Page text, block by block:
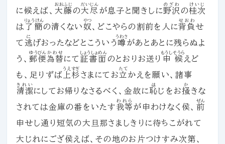
に候えば、 大藤
おおふじ
の大尽
だいじん
が息子と聞きしに野沢
のざわ
の桂次
けいじ
は 了簡
りょうけん
の清くない奴
やつ
、どこやらの割前を人に背負
せおわ
せ
て 逃
に
げおったなどとこういう 噂
うわさ
があとあとに残らぬよ
う、 郵便
ゆうびん
為替
かわせ
にて 証書面
しょうしょめん
のとおりお送り 申候
もうしそうら
えど
も、足りずば 上杉
うえすぎ
さまにてお立
たて
かえを願い、諸事
清潔
きれい
にしてお帰りなさるべく、金故に恥
は
じをお掻
か
きな
されては金庫の番をいたす我等
われら
が申わけなく侯、 前
ぜん
申せし通り短気の大旦那さましきりに待ちこがれて
大じれにござ侯えば、その地のお片つけすみ次第、